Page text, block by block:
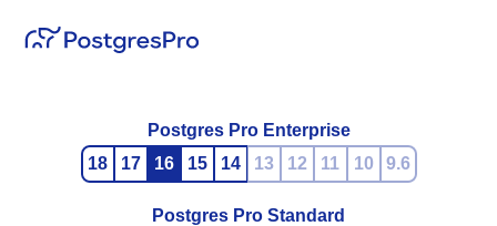
Postgres Pro Enterprise
18
17 16 15 14 13 12 11 10 9.6
Postgres Pro Standard